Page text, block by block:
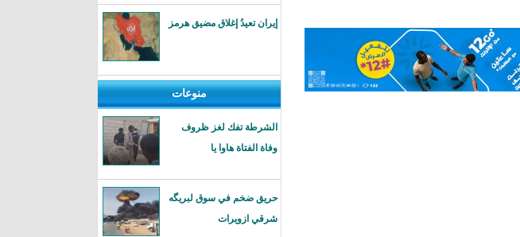
إيران تعيدُ إغلاق مضيق هرمز
منوعات
الشرطة تفك لغز ظروف
وفاة الفتاة هاوا يا
حريق ضخم في سوق لبريگه
شرقي ازويرات